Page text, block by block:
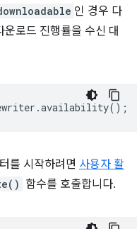
인 경우 다
로드 진행률을 수신 대
.availability();
를 시작하려면 사용자 활
함수를 호출합니다.